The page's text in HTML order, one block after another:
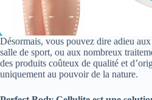
Désormais, vous pouvez dire adieu aux
salle de sport, ou aux nombreux
des produits coûteux de qualité et
uniquement au pouvoir de la nature.